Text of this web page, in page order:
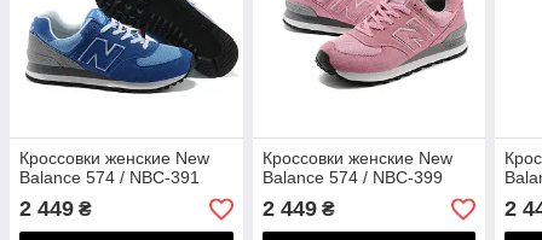
Кроссовки женские New
Balance 574 / NBC-391
2 449 ₴
Кроссовки женские New
Balance 574 / NBC-399
2 449₴ 2